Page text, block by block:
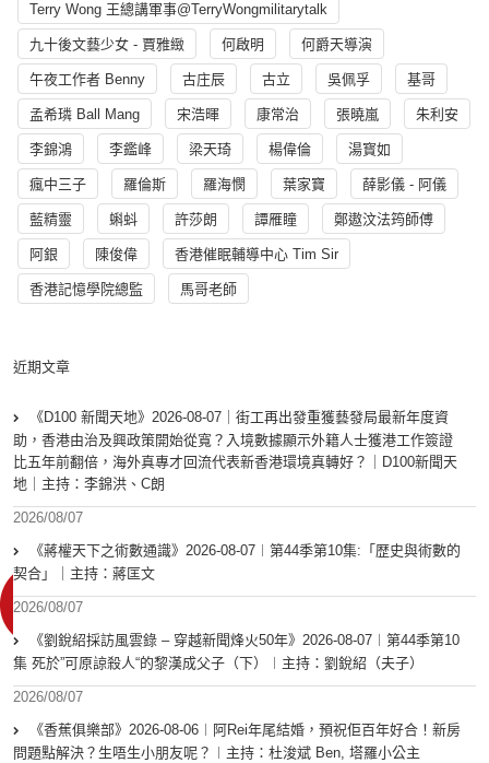
Terry Wong 王總講軍事@TerryWongmilitarytalk
九十後文藝少女 - 賈雅緻 何啟明 何爵天導演
午夜工作者 Benny 古庄辰 古立 吳佩孚 基哥
孟希璘 Ball Mang 宋浩暉 康常治 張曉嵐 朱利安
李錦鴻 李鑑峰 梁天琦 楊偉倫 湯寳如
瘋中三子 羅倫斯 羅海憫 葉家寶 薛影儀 - 阿儀
藍精靈 蝌蚪 許莎朗 譚雁瞳 鄭遨汶法筠師傅
阿銀 陳俊偉 香港催眠輔導中心 Tim Sir
香港記憶學院總監 馬哥老師
近期文章
《D100 新聞天地》2026-08-07｜街工再出發重獲藝發局最新年度資
助，香港由治及興政策開始從寬？入境數據顯示外籍人士獲港工作簽證
比五年前翻倍，海外真專才回流代表新香港環境真轉好？｜D100新聞天
地｜主持：李錦洪、C朗
2026/08/07
《蔣權天下之術數通識》2026-08-07︱第44季第10集:「歴史與術數的
契合」｜主持：蔣匡文
2026/08/07
《劉銳紹採訪風雲錄 – 穿越新聞烽火50年》2026-08-07︱第44季第10
集 死於”可原諒殺人“的黎漢成父子（下）︱主持：劉銳紹（夫子）
2026/08/07
《香蕉俱樂部》2026-08-06︱阿Rei年尾結婚，預祝佢百年好合！新房
問題點解決？生唔生小朋友呢？︱主持：杜浚斌 Ben, 塔羅小公主